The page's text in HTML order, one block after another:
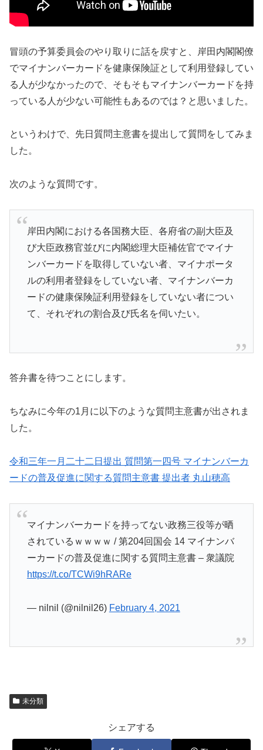
冒頭の予算委員会のやり取りに話を戻すと、岸田内閣閣僚
でマイナンバーカードを健康保険証として利用登録してい
る人が少なかったので、そもそもマイナンバーカードを持
っている人が少ない可能性もあるのでは？と思いました。
というわけで、先日質問主意書を提出して質問をしてみま
した。
次のような質問です。
岸田内閣における各国務大臣、各府省の副大臣及
び大臣政務官並びに内閣総理大臣補佐官でマイナ
ンバーカードを取得していない者、マイナポータ
ルの利用者登録をしていない者、マイナンバーカ
ードの健康保険証利用登録をしていない者につい
て、それぞれの割合及び氏名を伺いたい。
答弁書を待つことにします。
ちなみに今年の1月に以下のような質問主意書が出されま
した。
令和三年一月二十二日提出 質問第一四号 マイナンバーカ
ードの普及促進に関する質問主意書 提出者 丸山穂高
マイナンバーカードを持ってない政務三役等が晒
されているｗｗｗｗ / 第204回国会 14 マイナンバ
ーカードの普及促進に関する質問主意書 – 衆議院
https://t.co/TCWi9hRARe
— nilnil (@nilnil26) February 4, 2021
未分類
シェアする